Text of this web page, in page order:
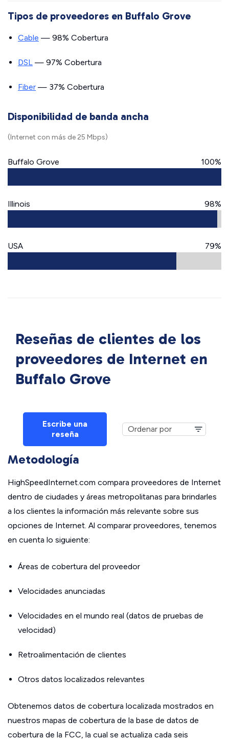
Tipos de proveedores en Buffalo Grove
Cable — 98% Cobertura
DSL — 97% Cobertura
Fiber — 37% Cobertura
Disponibilidad de banda ancha
(Internet con más de 25 Mbps)
Buffalo Grove 100%
Illinois 98%
USA 79%
Reseñas de clientes de los
proveedores de Internet en
Buffalo Grove
Escribe una
reseña
Metodología
HighSpeedInternet.com compara proveedores de Internet
dentro de ciudades y áreas metropolitanas para brindarles
a los clientes la información más relevante sobre sus
opciones de Internet. Al comparar proveedores, tenemos
en cuenta lo siguiente:
Áreas de cobertura del proveedor
Velocidades anunciadas
Velocidades en el mundo real (datos de pruebas de
velocidad)
Retroalimentación de clientes
Otros datos localizados relevantes
Obtenemos datos de cobertura localizada mostrados en
nuestros mapas de cobertura de la base de datos de
cobertura de la FCC, la cual se actualiza cada seis